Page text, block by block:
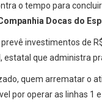
o tempo para
Docas do
investimentos de
estatal que administra
quem arrematar o
por operar as linhas 1